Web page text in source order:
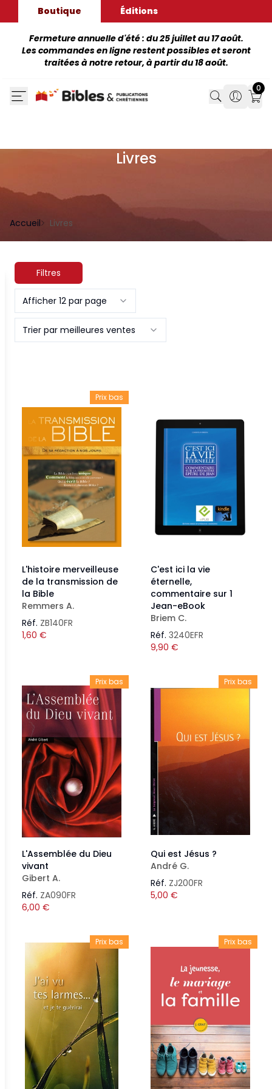
Boutique Éditions
Fermeture annuelle d'été : du 25 juillet au 17 août.
Les commandes en ligne restent possibles et seront
traitées à notre retour, à partir du 18 août.
Search
Search
0
Livres
Accueil Livres
Filtres
Afficher 12 par page
Trier par meilleures ventes
Prix bas
L'histoire merveilleuse
de la transmission de
la Bible
Remmers A.
Réf. ZB140FR
1,60 €
C'est ici la vie
éternelle,
commentaire sur 1
Jean-eBook
Briem C.
Réf. 3240EFR
9,90 €
Prix bas
L'Assemblée du Dieu
vivant
Gibert A.
Réf. ZA090FR
6,00 €
Prix bas
Qui est Jésus ?
André G.
Réf. ZJ200FR
5,00 €
Prix bas Prix bas